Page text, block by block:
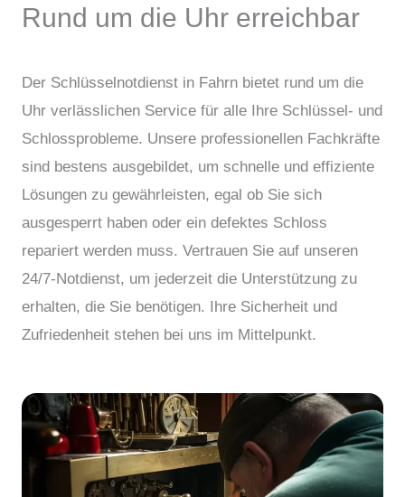
Rund um die Uhr erreichbar
Der Schlüsselnotdienst in Fahrn bietet rund um die
Uhr verlässlichen Service für alle Ihre Schlüssel- und
Schlossprobleme. Unsere professionellen Fachkräfte
sind bestens ausgebildet, um schnelle und effiziente
Lösungen zu gewährleisten, egal ob Sie sich
ausgesperrt haben oder ein defektes Schloss
repariert werden muss. Vertrauen Sie auf unseren
24/7-Notdienst, um jederzeit die Unterstützung zu
erhalten, die Sie benötigen. Ihre Sicherheit und
Zufriedenheit stehen bei uns im Mittelpunkt.